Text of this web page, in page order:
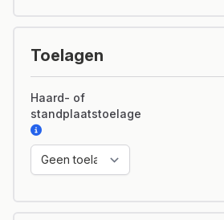
Toelagen
Haard- of
standplaatstoelage